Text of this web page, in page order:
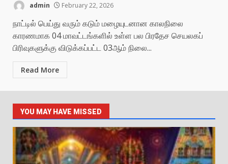
admin February 22, 2026
நாட்டில் பெய்து வரும் கடும் மழையுடனான காலநிலை
காரணமாக 04 மாவட்டங்களில் உள்ள பல பிரதேச செயலகப்
பிரிவுகளுக்கு விடுக்கப்பட்ட 03ஆம் நிலை...
Read More
YOU MAY HAVE MISSED